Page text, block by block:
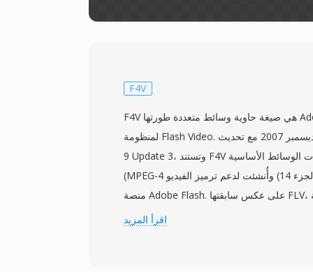
F4V
F4V هي صيغة حاوية وسائط متعددة طورتها Adobe Systems كتطور
لمنظومة Flash Video. قُدمت في ديسمبر 2007 مع تحديث Flash Player
9 Update 3، وتستند F4V إلى صيغة ملفات الوسائط الأساسية ISO
(MPEG-4 الجزء 14) وأُنشئت لدعم ترميز الفيديو H.264 وصوت AAC داخل
منصة Adobe Flash. على عكس سابقتها FLV، التي استخدمت بنية حاوية
مملوكة، تتبنى F4V بنية الذرات/الصناديق الموحدة المتوافقة مع MP4، مما
اقرأ المزيد